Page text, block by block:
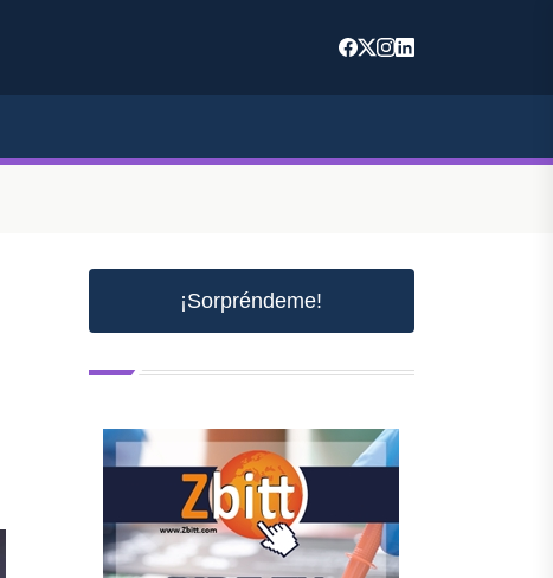
¡Sorpréndeme!